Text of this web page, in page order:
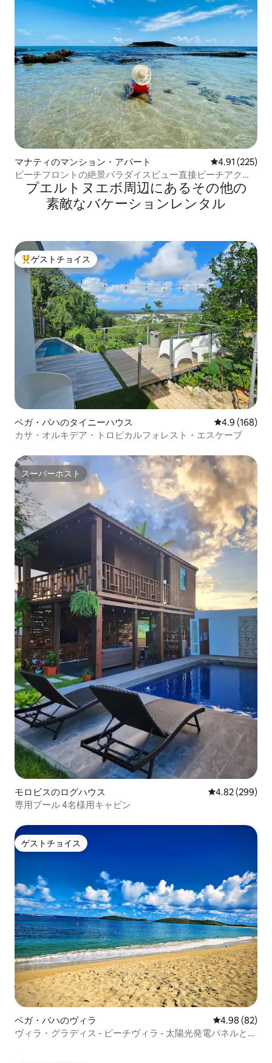
マナティのマンション・アパート レビュー225
4.91 (225)
ビーチフロントの絶景パラダイスビュー直接ビーチアクセ
プエルトヌエボ⁠周⁠辺⁠に⁠あ⁠るそ⁠の⁠他⁠の
素⁠敵⁠なバ⁠ケ⁠ー⁠シ⁠ョ⁠ン⁠レ⁠ン⁠タ⁠ル
大好評のゲストチョイスです。
ゲストチョイス
ベガ・バハのタイニーハウス レビュー168
4.9 (168)
カサ・オルキデア・トロピカルフォレスト・エスケープ
スーパーホスト
スーパーホスト
モロビスのログハウス レビュー299
4.82 (299)
専用プール 4名様用キャビン
ゲストチョイス
ゲストチョイス
ベガ・バハのヴィラ レビュー82
4.98 (82)
ヴィラ・グラディス - ビーチヴィラ - 太陽光発電パネルと